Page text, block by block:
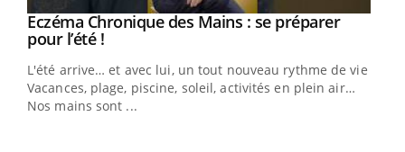
Youtube
Eczéma Chronique des Mains : se préparer
pour l’été !Youtube
L'été arrive… et avec lui, un tout nouveau rythme de vie !
Vacances, plage, piscine, soleil, activités en plein air…
Nos mains sont ...